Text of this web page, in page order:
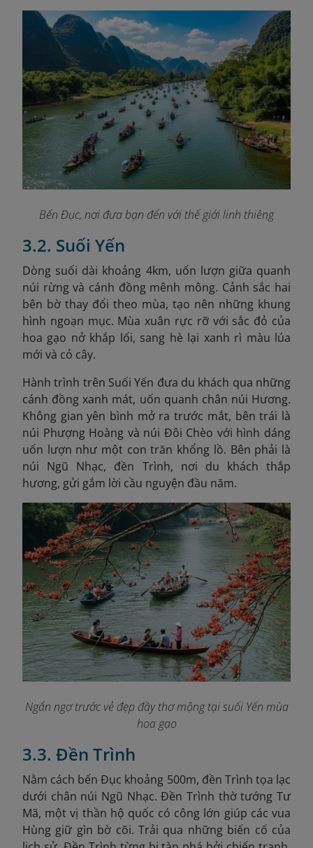
Bến Đục, nơi đưa bạn đến với thế giới linh thiêng
3.2. Suối Yến
Dòng suối dài khoảng 4km, uốn lượn giữa quanh
núi rừng và cánh đồng mênh mông. Cảnh sắc hai
bên bờ thay đổi theo mùa, tạo nên những khung
hình ngoạn mục. Mùa xuân rực rỡ với sắc đỏ của
hoa gạo nở khắp lối, sang hè lại xanh rì màu lúa
mới và cỏ cây.
Hành trình trên Suối Yến đưa du khách qua những
cánh đồng xanh mát, uốn quanh chân núi Hương.
Không gian yên bình mở ra trước mắt, bên trái là
núi Phượng Hoàng và núi Đôi Chèo với hình dáng
uốn lượn như một con trăn khổng lồ. Bên phải là
núi Ngũ Nhạc, đền Trình, nơi du khách thắp
hương, gửi gắm lời cầu nguyện đầu năm.
Ngẩn ngơ trước vẻ đẹp đầy thơ mộng tại suối Yến mùa
hoa gạo
3.3. Đền Trình
Nằm cách bến Đục khoảng 500m, đền Trình tọa lạc
dưới chân núi Ngũ Nhạc. Đền Trình thờ tướng Tư
Mã, một vị thần hộ quốc có công lớn giúp các vua
Hùng giữ gìn bờ cõi. Trải qua những biến cố của